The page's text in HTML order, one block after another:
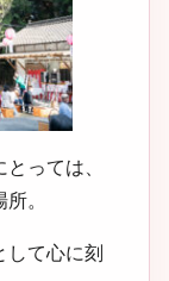
っては、
。
して心に刻